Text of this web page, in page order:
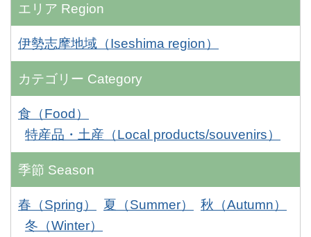
エリア Region
伊勢志摩地域（Iseshima region）
カテゴリー Category
食（Food）
特産品・土産（Local products/souvenirs）
季節 Season
春（Spring） 夏（Summer）
秋（Autumn）
冬（Winter）